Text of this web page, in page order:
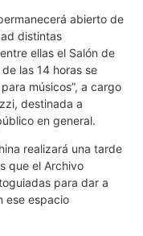
abierto de
distintas
ellas el Salón de
las 14 horas se
músicos”, a cargo
destinada a
en general.
realizará una tarde
que el Archivo
para dar a
ese espacio